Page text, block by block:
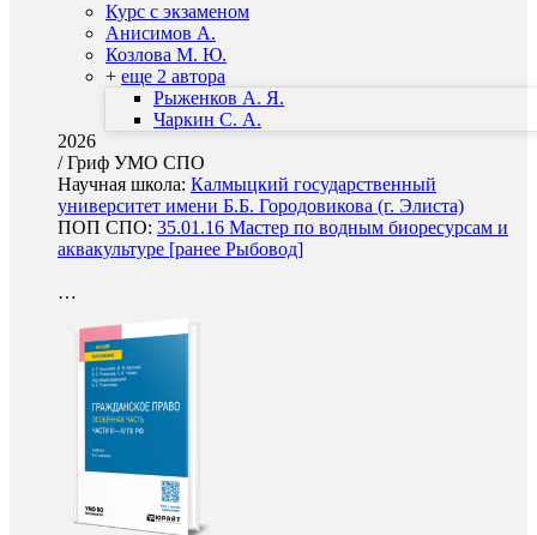
Курс с экзаменом
Анисимов А.
Козлова М. Ю.
+ еще 2 автора
Рыженков А. Я.
Чаркин С. А.
2026
/Гриф УМО СПО
Научная школа: Калмыцкий государственный
университет имени Б.Б. Городовикова (г. Элиста)
ПОП СПО: 35.01.16 Мастер по водным биоресурсам и
аквакультуре [ранее Рыбовод]
…